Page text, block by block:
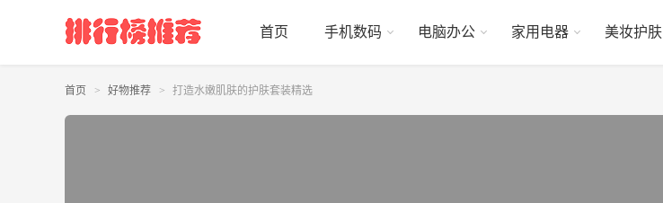
首页 手机数码 电脑办公 家用电器 美妆护肤
首页 好物推荐 打造水嫩肌肤的护肤套装精选